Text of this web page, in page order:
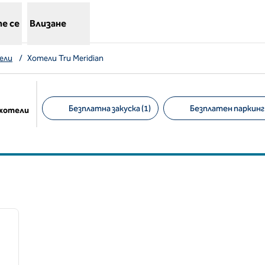
се Влизане
/ Хотели Tru Meridian
Безплатна закуска (1) Безплатен паркинг
следващо изображение